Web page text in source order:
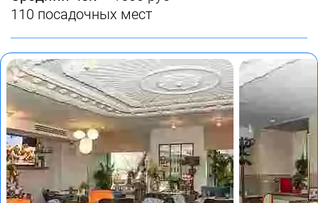
110 посадочных мест